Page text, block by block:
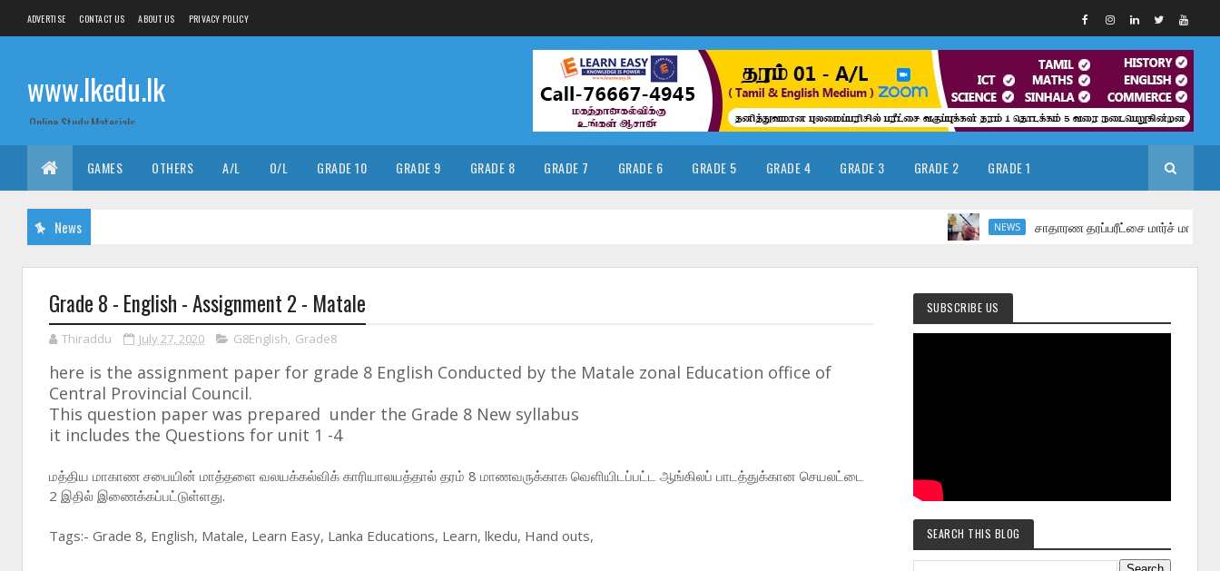
ADVERTISE CONTACT US ABOUT US PRIVACY POLICY
www.lkedu.lk
Online Study Materials
GAMES OTHERS A/L O/L GRADE 10 GRADE 9 GRADE 8 GRADE 7 GRADE 6 GRADE 5 GRADE 4 GRADE 3 GRADE 2 GRADE 1
News NEWS சாதாரண தரப்பரீட்சை மார்ச் மாதத்தில்
Grade 8 - English - Assignment 2 - Matale
Thiraddu July 27, 2020 G8English, Grade8
here is the assignment paper for grade 8 English Conducted by the Matale zonal Education office of
Central Provincial Council.
This question paper was prepared under the Grade 8 New syllabus
it includes the Questions for unit 1 -4
மத்திய மாகாண சபையின் மாத்தளை வலயக்கல்விக் காரியாலயத்தால் தரம் 8 மாணவருக்காக வெளியிடப்பட்ட ஆங்கிலப் பாடத்துக்கான செயலட்டை
2 இதில் இணைக்கப்பட்டுள்ளது.
Tags:- Grade 8, English, Matale, Learn Easy, Lanka Educations, Learn, lkedu, Hand outs,
SUBSCRIBE US
SEARCH THIS BLOG